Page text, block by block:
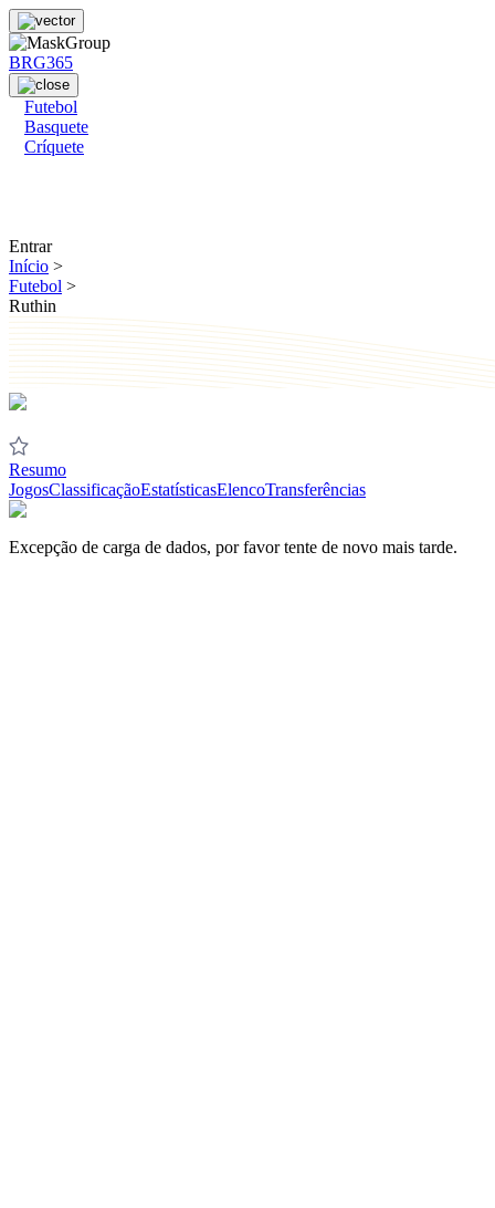
BRG365
Futebol
Basquete
Críquete
Entrar
Início >
Futebol >
Ruthin
Resumo
JogosClassificaçãoEstatísticasElencoTransferências
Excepção de carga de dados, por favor tente de novo mais tarde.